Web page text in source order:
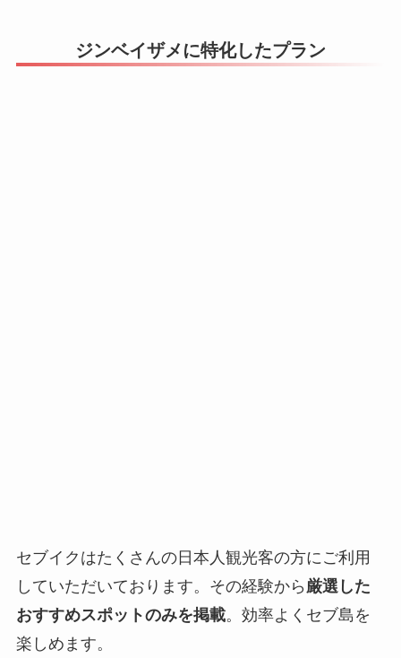
ジンベイザメに特化したプラン
セブイクはたくさんの日本人観光客の方にご利用
していただいております。その経験から 厳選した
おすすめスポットのみを掲載。効率よくセブ島を
楽しめます。